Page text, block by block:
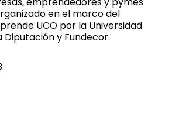
en el marco del
UCO por la Universidad
Diputación y Fundecor.